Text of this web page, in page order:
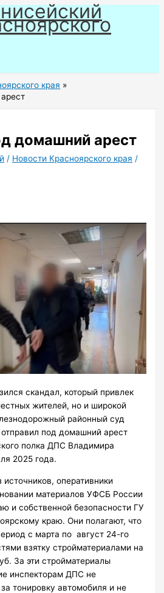
края
домашний арест
/ Новости Красноярского края /
скандал, который привлек
жителей, но и широкой
районный суд
под домашний арест
полка ДПС Владимира
2025 года.
источников, оперативники
материалов УФСБ России
и собственной безопасности ГУ
краю. Они полагают, что
с марта по август 24-го
взятку стройматериалами на
За эти стройматериалы
инспекторам ДПС не
тонировку автомобиля и не